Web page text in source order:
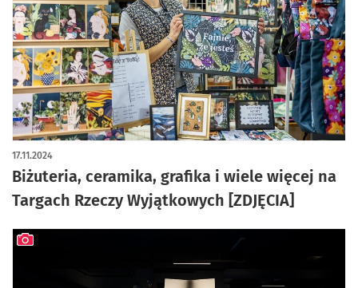
Biżuteria, ceramika, grafika i wiele więcej na
Targach Rzeczy Wyjątkowych [ZDJĘCIA]
17.11.2024
artykuł z galerią zdjęć